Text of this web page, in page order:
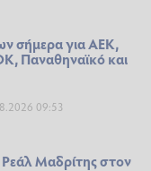
σήμερα για ΑΕΚ,
Παναθηναϊκό και
09:53
Μαδρίτης στον